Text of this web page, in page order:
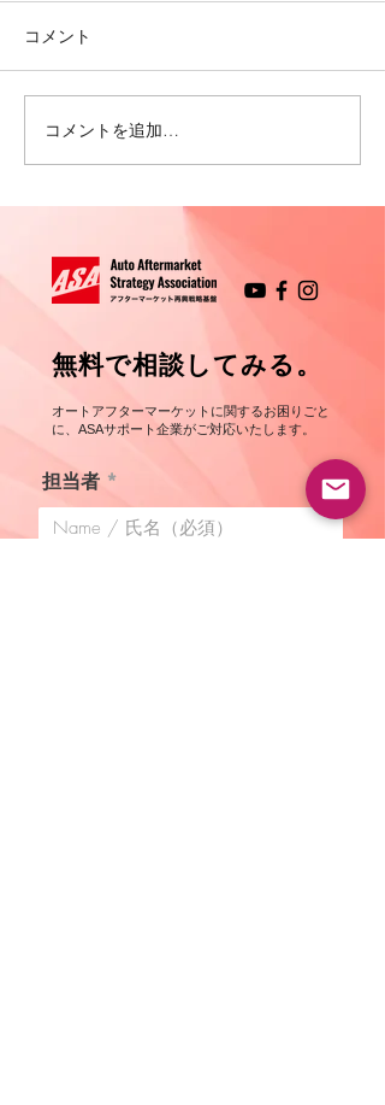
プロフィール 関根 武史
コメント
コメントを追加…
​無料で相談してみる。
オートアフターマーケットに関するお困りごと
に、ASA​サポート企業がご対応いたします。
担当者